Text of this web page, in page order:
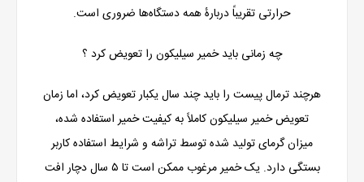
حرارتی تقریباً دربارهٔ همه دستگاه‌ها ضروری است.
چه زمانی باید خمیر سیلیکون را تعویض کرد ؟
هرچند ترمال پیست را باید چند سال یکبار تعویض کرد، اما زمان
تعویض خمیر سیلیکون کاملاً به کیفیت خمیر استفاده شده،
میزان گرمای تولید شده توسط تراشه و شرایط استفاده کاربر
بستگی دارد. یک خمیر مرغوب ممکن است تا ۵ سال دچار افت